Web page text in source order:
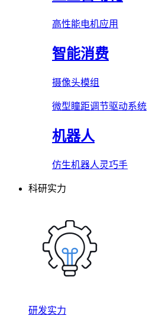
高性能电机应用
智能消费
摄像头模组
微型瞳距调节驱动系统
机器人
仿生机器人灵巧手
科研实力
研发实力